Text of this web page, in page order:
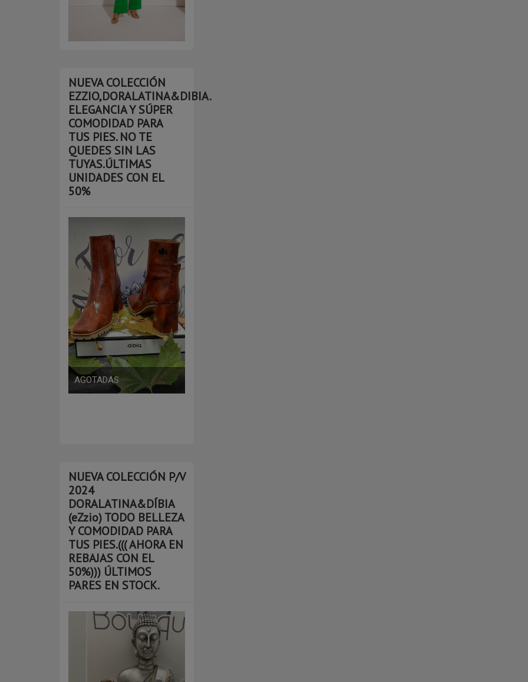
NUEVA COLECCIÓN
EZZIO,DORALATINA&DIBIA.
ELEGANCIA Y SÚPER
COMODIDAD PARA
TUS PIES. NO TE
QUEDES SIN LAS
TUYAS.ÚLTIMAS
UNIDADES CON EL
50%
NUEVA COLECCIÓN P/V
2024
DORALATINA&DÍBIA
(eZzio) TODO BELLEZA
Y COMODIDAD PARA
TUS PIES.((( AHORA EN
REBAJAS CON EL
50%))) ÚLTIMOS
PARES EN STOCK.